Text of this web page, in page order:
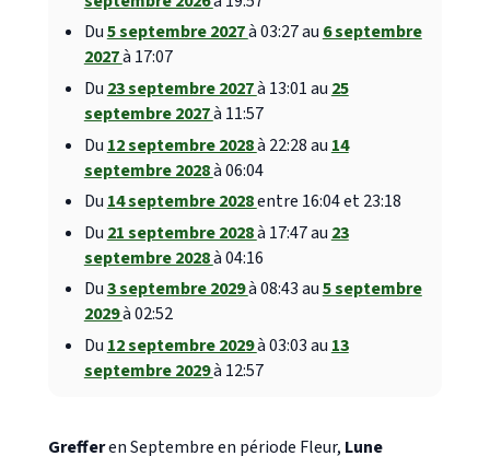
Du5 septembre 2027à 03:27 au 6 septembre
2027à 17:07
Du 23 septembre 2027à 13:01 au 25
septembre 2027à 11:57
Du 12 septembre 2028à 22:28 au 14
septembre 2028à 06:04
Du 14 septembre 2028entre 16:04 et 23:18
Du 21 septembre 2028à 17:47 au 23
septembre 2028à 04:16
Du3 septembre 2029à 08:43 au5 septembre
2029à 02:52
Du 12 septembre 2029à 03:03 au 13
septembre 2029à 12:57
Grefferen Septembre en période Fleur, Lune